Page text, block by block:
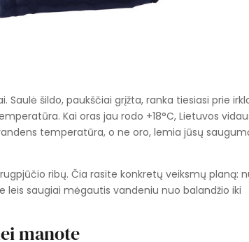
šildo, paukščiai grįžta, ranka tiesiasi prie
Kai oras jau rodo +18°C, Lietuvos
temperatūra, o ne oro, lemia jūsų
ribų. Čia rasite konkretų veiksmų planą:
leis saugiai mėgautis vandeniu nuo balandžio iki
manote